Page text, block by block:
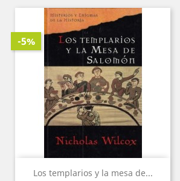
Los templarios y la mesa de...
-5%